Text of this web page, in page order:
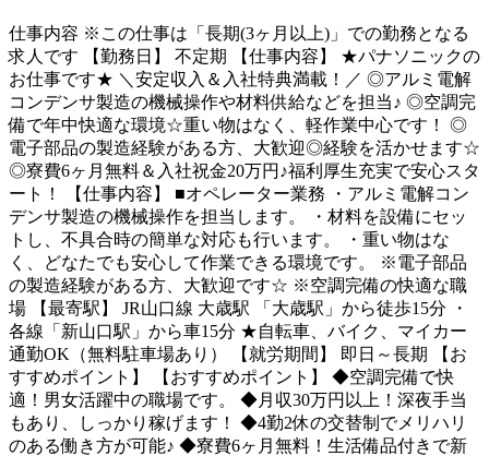
仕事内容 ※この仕事は「長期(3ヶ月以上)」での勤務となる
求人です 【勤務日】 不定期 【仕事内容】 ★パナソニックの
お仕事です★ ＼安定収入＆入社特典満載！／ ◎アルミ電解
コンデンサ製造の機械操作や材料供給などを担当♪ ◎空調完
備で年中快適な環境☆重い物はなく、軽作業中心です！ ◎
電子部品の製造経験がある方、大歓迎◎経験を活かせます☆
◎寮費6ヶ月無料＆入社祝金20万円♪福利厚生充実で安心スタ
ート！ 【仕事内容】 ■オペレーター業務 ・アルミ電解コン
デンサ製造の機械操作を担当します。 ・材料を設備にセッ
トし、不具合時の簡単な対応も行います。 ・重い物はな
く、どなたでも安心して作業できる環境です。 ※電子部品
の製造経験がある方、大歓迎です☆ ※空調完備の快適な職
場 【最寄駅】 JR山口線 大歳駅 「大歳駅」から徒歩15分 ・
各線「新山口駅」から車15分 ★自転車、バイク、マイカー
通勤OK（無料駐車場あり） 【就労期間】 即日～長期 【お
すすめポイント】 【おすすめポイント】 ◆空調完備で快
適！男女活躍中の職場です。 ◆月収30万円以上！深夜手当
もあり、しっかり稼げます！ ◆4勤2休の交替制でメリハリ
のある働き方が可能♪ ◆寮費6ヶ月無料！生活備品付きで新